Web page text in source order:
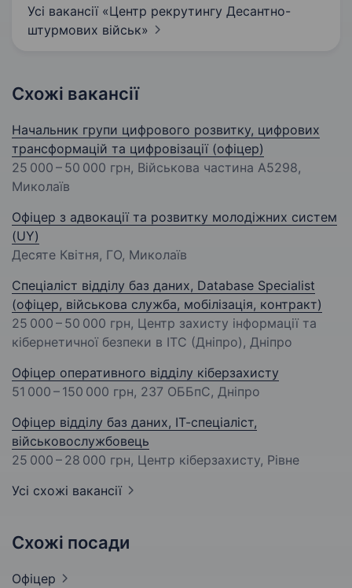
Усі вакансії «Центр рекрутингу Десантно-
штурмових військ»
Схожі вакансії
Начальник групи цифрового розвитку, цифрових
трансформацій та цифровізації (офіцер)
25 000 – 50 000 грн, Військова частина А5298,
Миколаїв
Офіцер з адвокації та розвитку молодіжних систем
(UY)
Десяте Квітня, ГО, Миколаїв
Спеціаліст відділу баз даних, Database Specialist
(офіцер, військова служба, мобілізація, контракт)
25 000 – 50 000 грн, Центр захисту інформації та
кібернетичної безпеки в ІТС (Дніпро), Дніпро
Офіцер оперативного відділу кіберзахисту
51 000 – 150 000 грн, 237 ОББпС, Дніпро
Офіцер відділу баз даних, ІТ-спеціаліст,
військовослужбовець
25 000 – 28 000 грн, Центр кіберзахисту, Рівне
Усі схожі вакансії
Схожі посади
Офіцер